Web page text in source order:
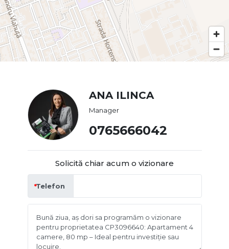
ANA ILINCA
Manager
0765666042
Solicită chiar acum o vizionare
Telefon